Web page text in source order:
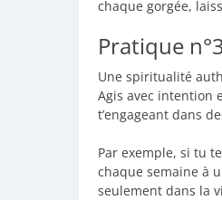
chaque gorgée,
Pratique
Une spiritualité
Agis avec intention
t’engageant dans
Par exemple, si tu
chaque semaine à
seulement dans la